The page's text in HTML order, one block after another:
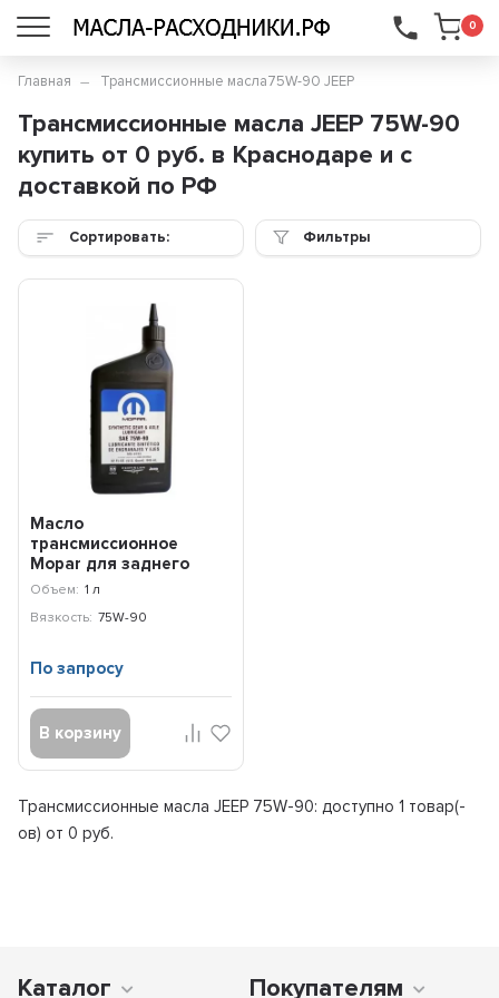
0
...
Главная Трансмиссионные масла75W-90 JEEP
Трансмиссионные масла JEEP 75W-90
купить от 0 руб. в Краснодаре и с
доставкой по РФ
Сортировать: Фильтры
Масло
трансмиссионное
Mopar для заднего
моста 75W-90 GL-5
Объем: 1 л
Вязкость: 75W-90
По запросу
В корзину
Трансмиссионные масла JEEP 75W-90: доступно1 товар(-
ов) от 0 руб.
Каталог Покупателям